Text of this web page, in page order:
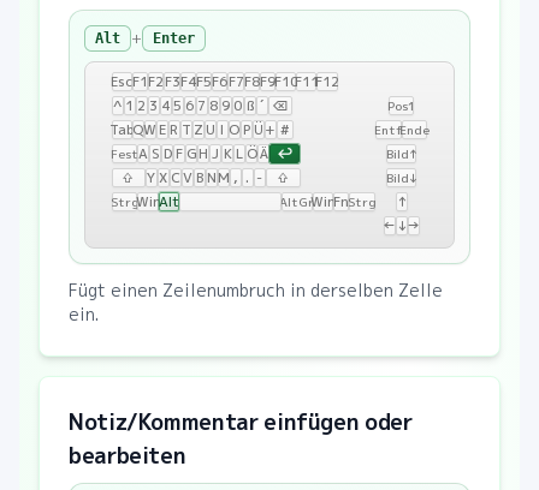
Alt + Enter
EscF1F2F3F4F5F6F7F8F9F10F11F12
^ 1 2 3 4 5 6 7 8 9 0 ß ´ ⌫
TabQWE R T Z U I OP Ü+ #
FestA S D F GH J K L ÖÄ ↩
⇧ Y X CVBNM , . - ⇧
StrgWinAlt AltGrWinFnStrg
Pos1
EntfEnde
Bild↑
Bild↓
↑
← ↓→
Fügt einen Zeilenumbruch in derselben Zelle
ein.
Notiz/Kommentar einfügen oder
bearbeiten